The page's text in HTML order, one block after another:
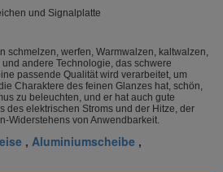
und Signalplatte
schmelzen, werfen, Warmwalzen, kaltwalzen,
andere Technologie, das schwere
passende Qualität wird verarbeitet, um
Charaktere des feinen Glanzes hat, schön,
zu beleuchten, und er hat auch gute
des elektrischen Stroms und der Hitze, der
Widerstehens von Anwendbarkeit.
, Aluminiumscheibe ,